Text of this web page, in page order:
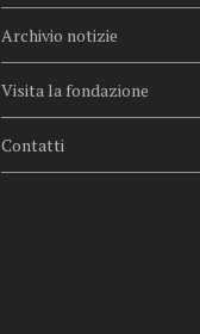
Archivio notizie
Visita la fondazione
Contatti